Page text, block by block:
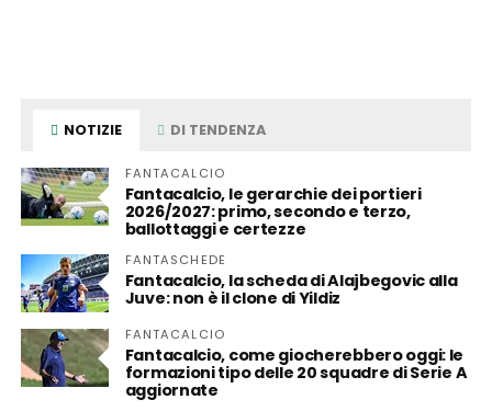
NOTIZIE DI TENDENZA
FANTACALCIO
Fantacalcio, le gerarchie dei portieri
2026/2027: primo, secondo e terzo,
ballottaggi e certezze
FANTASCHEDE
Fantacalcio, la scheda di Alajbegovic alla
Juve: non è il clone di Yildiz
FANTACALCIO
Fantacalcio, come giocherebbero oggi: le
formazioni tipo delle 20 squadre di Serie A
aggiornate